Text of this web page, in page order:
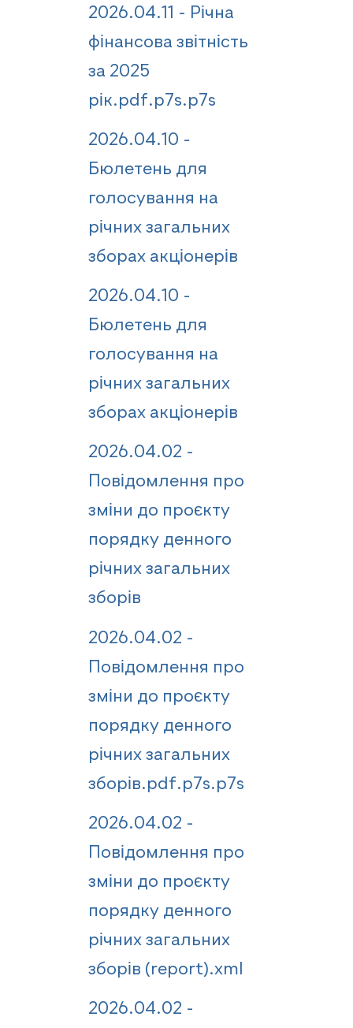
2026.04.11 - Річна
фінансова звітність
за 2025
рік.pdf.p7s.p7s
2026.04.10 -
Бюлетень для
голосування на
річних загальних
зборах акціонерів
2026.04.10 -
Бюлетень для
голосування на
річних загальних
зборах акціонерів
2026.04.02 -
Повідомлення про
зміни до проєкту
порядку денного
річних загальних
зборів
2026.04.02 -
Повідомлення про
зміни до проєкту
порядку денного
річних загальних
зборів.pdf.p7s.p7s
2026.04.02 -
Повідомлення про
зміни до проєкту
порядку денного
річних загальних
зборів (report).xml
2026.04.02 -